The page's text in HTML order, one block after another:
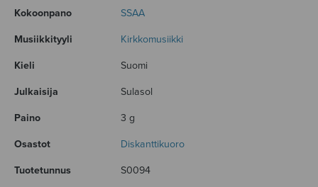
Kokoonpano
SSAA
Musiikkityyli Kirkkomusiikki
Kieli Suomi
Julkaisija Sulasol
Paino 3 g
Osastot Diskanttikuoro
Tuotetunnus S0094